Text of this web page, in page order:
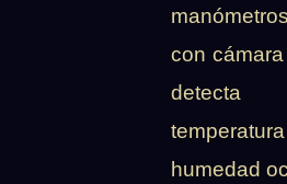
con
detecta
humedad